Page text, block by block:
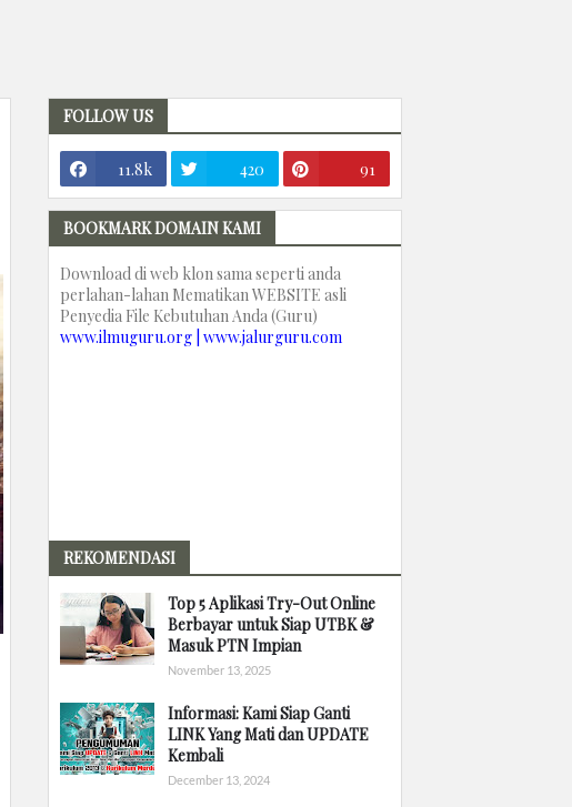
FOLLOW US
11.8k 420 91
BOOKMARK DOMAIN KAMI
Download di web klon sama seperti anda
perlahan-lahan Mematikan WEBSITE asli
Penyedia File Kebutuhan Anda (Guru)
www.ilmuguru.org | www.jalurguru.com
REKOMENDASI
Top 5 Aplikasi Try-Out Online
Berbayar untuk Siap UTBK &
Masuk PTN Impian
November 13, 2025
Informasi: Kami Siap Ganti
LINK Yang Mati dan UPDATE
Kembali
December 13, 2024